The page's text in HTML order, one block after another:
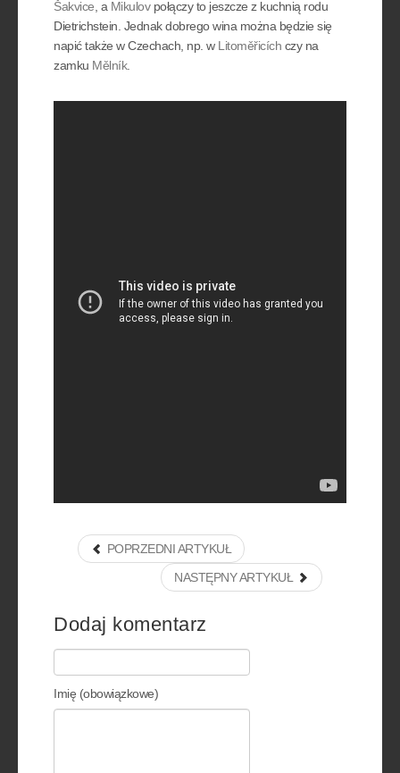
Šakvice , a Mikulovpołączy to jeszcze z kuchnią rodu
Dietrichstein. Jednak dobrego wina można będzie się
napić także w Czechach, np. w Litoměřicích czy na
zamku Mělník.
POPRZEDNI ARTYKUŁ
NASTĘPNY ARTYKUŁ
Dodaj komentarz
Imię (obowiązkowe)